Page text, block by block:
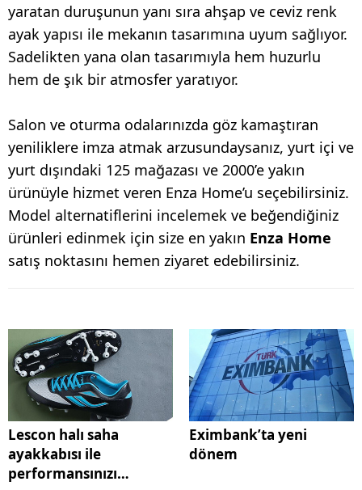
yaratan duruşunun yanı sıra ahşap ve ceviz renk
ayak yapısı ile mekanın tasarımına uyum sağlıyor.
Sadelikten yana olan tasarımıyla hem huzurlu
hem de şık bir atmosfer yaratıyor.
Salon ve oturma odalarınızda göz kamaştıran
yeniliklere imza atmak arzusundaysanız, yurt içi ve
yurt dışındaki 125 mağazası ve 2000’e yakın
ürünüyle hizmet veren Enza Home’u seçebilirsiniz.
Model alternatiflerini incelemek ve beğendiğiniz
ürünleri edinmek için size en yakın Enza Home
satış noktasını hemen ziyaret edebilirsiniz.
Lescon halı saha
ayakkabısı ile
performansınızı
Eximbank’ta yeni
dönem